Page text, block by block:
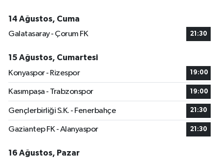
14 Ağustos, Cuma
Galatasaray - Çorum FK
21:30
15 Ağustos, Cumartesi
Konyaspor - Rizespor
19:00
Kasımpaşa - Trabzonspor 19:00
Gençlerbirliği S.K. - Fenerbahçe 21:30
Gaziantep FK - Alanyaspor 21:30
16 Ağustos, Pazar